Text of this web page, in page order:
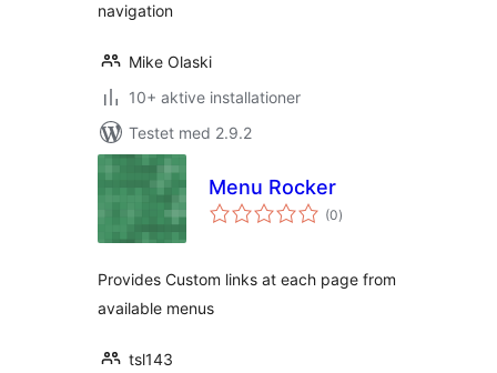
navigation
Mike Olaski
10+ aktive installationer
Testet med 2.9.2
Menu Rocker
(0totale
bedømmelser
)
Provides Custom links at each page from
available menus
tsl143